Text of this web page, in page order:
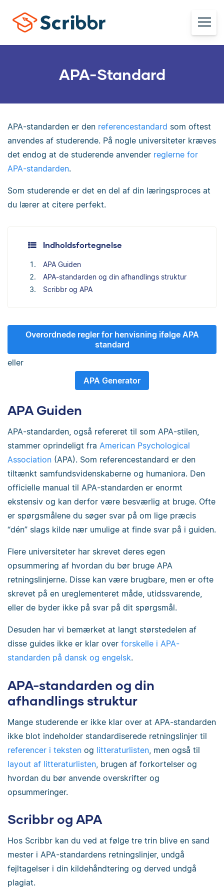
APA-Standard
APA-standarden er den referencestandard som oftest
anvendes af studerende. På nogle universiteter kræves
det endog at de studerende anvender reglerne for
APA-standarden.
Som studerende er det en del af din læringsproces at
du lærer at citere perfekt.
Indholdsfortegnelse
APA Guiden
APA-standarden og din afhandlings struktur
Scribbr og APA
Overordnede regler for henvisning ifølge APA
standard
eller
APA Generator
APA Guiden
APA-standarden, også refereret til som APA-stilen,
stammer oprindeligt fra American Psychological
Association (APA). Som referencestandard er den
tiltænkt samfundsvidenskaberne og humaniora. Den
officielle manual til APA-standarden er enormt
ekstensiv og kan derfor være besværlig at bruge. Ofte
er spørgsmålene du søger svar på om lige præcis
“dén” slags kilde nær umulige at finde svar på i guiden.
Flere universiteter har skrevet deres egen
opsummering af hvordan du bør bruge APA
retningslinjerne. Disse kan være brugbare, men er ofte
skrevet på en ureglementeret måde, utidssvarende,
eller de byder ikke på svar på dit spørgsmål.
Desuden har vi bemærket at langt størstedelen af
disse guides ikke er klar over forskelle i APA-
standarden på dansk og engelsk.
APA-standarden og din
afhandlings struktur
Mange studerende er ikke klar over at APA-standarden
ikke blot indeholder standardiserede retningslinjer til
referencer i teksten og litteraturlisten , men også til
layout af litteraturlisten , brugen af forkortelser og
hvordan du bør anvende overskrifter og
opsummeringer.
Scribbr og APA
Hos Scribbr kan du ved at følge tre trin blive en sand
mester i APA-standardens retningslinjer, undgå
fejltagelser i din kildehåndtering og derved undgå
plagiat.